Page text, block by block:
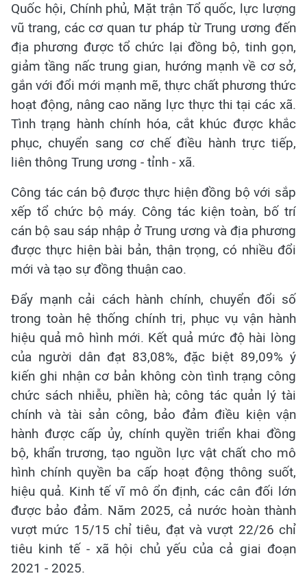
Quốc hội, Chính phủ, Mặt trận Tổ quốc, lực lượng
vũ trang, các cơ quan tư pháp từ Trung ương đến
địa phương được tổ chức lại đồng bộ, tinh gọn,
giảm tầng nấc trung gian, hướng mạnh về cơ sở,
gắn với đổi mới mạnh mẽ, thực chất phương thức
hoạt động, nâng cao năng lực thực thi tại các xã.
Tình trạng hành chính hóa, cắt khúc được khắc
phục, chuyển sang cơ chế điều hành trực tiếp,
liên thông Trung ương - tỉnh - xã.
Công tác cán bộ được thực hiện đồng bộ với sắp
xếp tổ chức bộ máy. Công tác kiện toàn, bố trí
cán bộ sau sáp nhập ở Trung ương và địa phương
được thực hiện bài bản, thận trọng, có nhiều đổi
mới và tạo sự đồng thuận cao.
Đẩy mạnh cải cách hành chính, chuyển đổi số
trong toàn hệ thống chính trị, phục vụ vận hành
hiệu quả mô hình mới. Kết quả mức độ hài lòng
của người dân đạt 83,08%, đặc biệt 89,09% ý
kiến ghi nhận cơ bản không còn tình trạng công
chức sách nhiễu, phiền hà; công tác quản lý tài
chính và tài sản công, bảo đảm điều kiện vận
hành được cấp ủy, chính quyền triển khai đồng
bộ, khẩn trương, tạo nguồn lực vật chất cho mô
hình chính quyền ba cấp hoạt động thông suốt,
hiệu quả. Kinh tế vĩ mô ổn định, các cân đối lớn
được bảo đảm. Năm 2025, cả nước hoàn thành
vượt mức 15/15 chỉ tiêu, đạt và vượt 22/26 chỉ
tiêu kinh tế - xã hội chủ yếu của cả giai đoạn
2021 - 2025.